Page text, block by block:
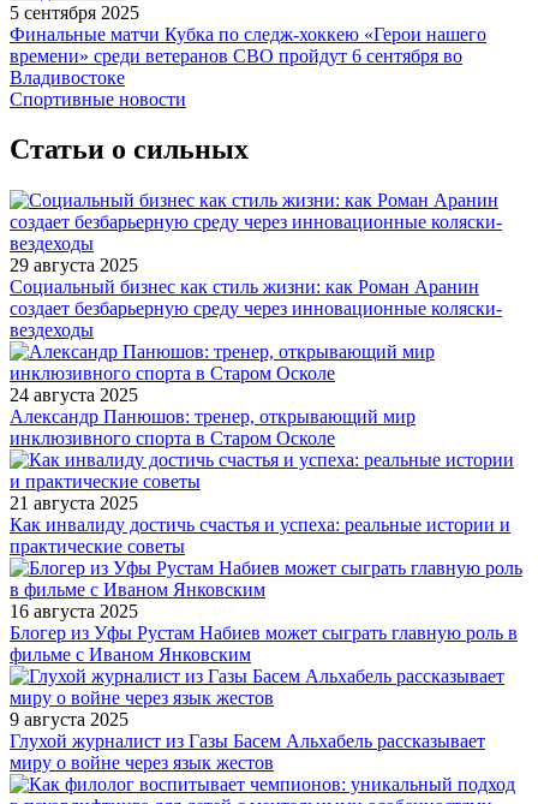
5 сентября 2025
Финальные матчи Кубка по следж-хоккею «Герои нашего
времени» среди ветеранов СВО пройдут 6 сентября во
Владивостоке
Спортивные новости
Статьи о сильных
29 августа 2025
Социальный бизнес как стиль жизни: как Роман Аранин
создает безбарьерную среду через инновационные коляски-
вездеходы
24 августа 2025
Александр Панюшов: тренер, открывающий мир
инклюзивного спорта в Старом Осколе
21 августа 2025
Как инвалиду достичь счастья и успеха: реальные истории и
практические советы
16 августа 2025
Блогер из Уфы Рустам Набиев может сыграть главную роль в
фильме с Иваном Янковским
9 августа 2025
Глухой журналист из Газы Басем Альхабель рассказывает
миру о войне через язык жестов